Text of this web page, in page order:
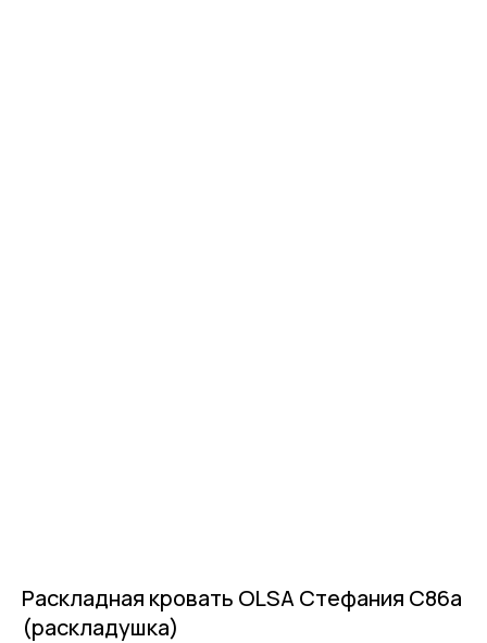
Раскладная кровать OLSA Стефания С86а
(раскладушка)